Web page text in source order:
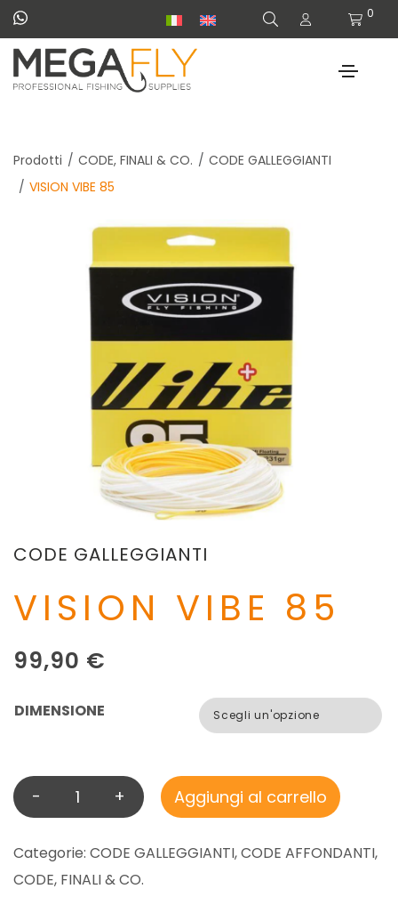
0
Prodotti CODE, FINALI & CO.
CODE GALLEGGIANTI
VISION VIBE 85
CODE GALLEGGIANTI
VISION VIBE 85
99,90 €
DIMENSIONE
V
I
S
I
- + Aggiungi al carrello
Categorie: CODE GALLEGGIANTI,CODE AFFONDANTI,
CODE, FINALI & CO.